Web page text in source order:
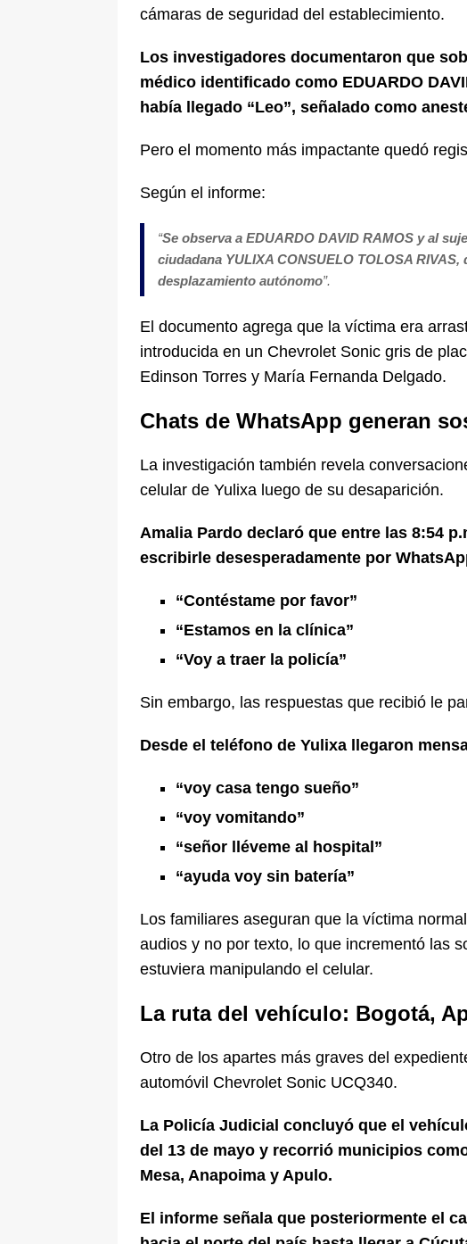
cámaras de seguridad del establecimiento.
Los investigadores documentaron que
médico identificado como EDUARDO
había llegado “Leo”, señalado como
Pero el momento más impactante quedó
Según el informe:
“Se observa a EDUARDO DAVID RAMOS y al
ciudadana YULIXA CONSUELO TOLOSA
desplazamiento autónomo”.
El documento agrega que la víctima era
introducida en un Chevrolet Sonic gris de
Edinson Torres y María Fernanda Delgado.
Chats de WhatsApp generan
La investigación también revela
celular de Yulixa luego de su desaparición.
Amalia Pardo declaró que entre las 8:54
escribirle desesperadamente por
“Contéstame por favor”
“Estamos en la clínica”
“Voy a traer la policía”
Sin embargo, las respuestas que recibió le
Desde el teléfono de Yulixa llegaron
“voy casa tengo sueño”
“voy vomitando”
“señor lléveme al hospital”
“ayuda voy sin batería”
Los familiares aseguran que la víctima
audios y no por texto, lo que incrementó las
estuviera manipulando el celular.
La ruta del vehículo: Bogotá,
Otro de los apartes más graves del
automóvil Chevrolet Sonic UCQ340.
La Policía Judicial concluyó que el
del 13 de mayo y recorrió municipios
Mesa, Anapoima y Apulo.
El informe señala que posteriormente el